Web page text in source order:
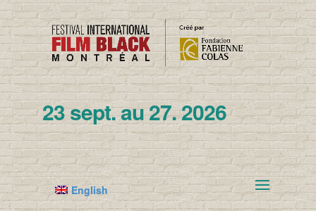
23 sept. au 27. 2026
English